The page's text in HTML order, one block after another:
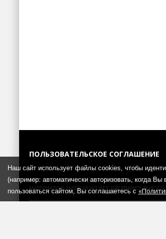
ПОЛЬЗОВАТЕЛЬСКОЕ СОГЛАШЕНИЕ
Использование любых материалов
материалов запрещено без
Наш сайт использует файлы cookies, чтобы
(например: автоматически авторизовать, когда
пользоваться сайтом, Вы соглашаетесь с